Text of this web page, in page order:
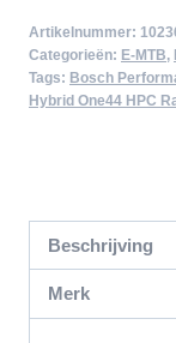
Artikelnummer:
Categorieën: E-MTB,
Tags: Bosch
Hybrid One44 HPC
Beschrijving
Merk